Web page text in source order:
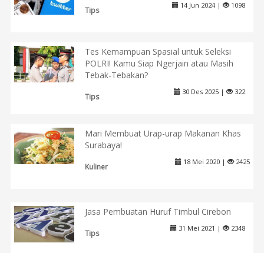
Tips
14 Jun 2024 | 1098
Tes Kemampuan Spasial untuk Seleksi
POLRI! Kamu Siap Ngerjain atau Masih
Tebak-Tebakan?
Tips
30 Des 2025 | 322
Mari Membuat Urap-urap Makanan Khas
Surabaya!
Kuliner
18 Mei 2020 | 2425
Jasa Pembuatan Huruf Timbul Cirebon
Tips
31 Mei 2021 | 2348